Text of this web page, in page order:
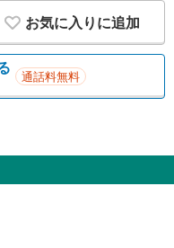
お気に入りに追加
通話料無料